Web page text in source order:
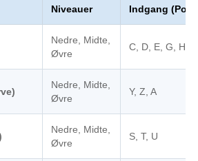
Niveauer Indgang
Nedre, Midte,
Øvre
C, D, E, G, H
Nedre, Midte,
Øvre
Y, Z, A
Nedre, Midte,
Øvre
S, T, U